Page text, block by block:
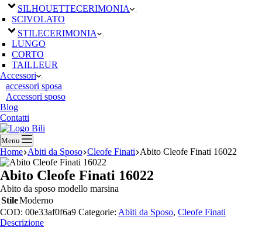
SILHOUETTECERIMONIA
SCIVOLATO
STILECERIMONIA
LUNGO
CORTO
TAILLEUR
Accessori
accessori sposa
Accessori sposo
Blog
Contatti
Menu
Home Abiti da Sposo Cleofe Finati Abito Cleofe Finati 16022
Abito Cleofe Finati 16022
Abito da sposo modello marsina
StileModerno
COD: 00e33af0f6a9 Categorie: Abiti da Sposo, Cleofe Finati
Descrizione